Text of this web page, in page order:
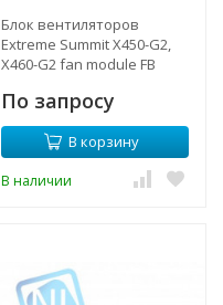
Блок вентиляторов
Extreme Summit X450-G2,
X460-G2 fan module FB
По запросу
В корзину
В наличии